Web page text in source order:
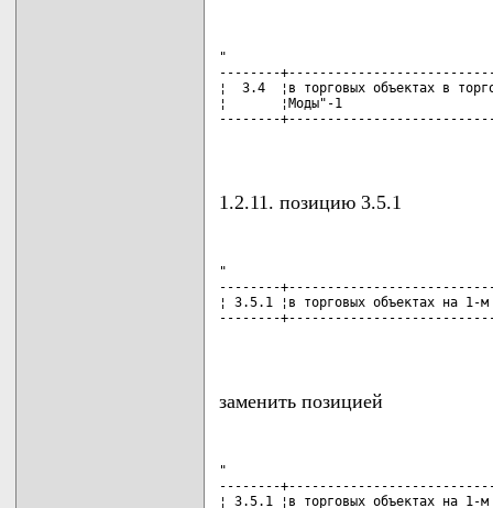
"
--------
¦  3.4  ¦в торговых объектах в
¦       ¦Моды"-1
--------
1.2.11. позицию 3.5.1
"
--------
¦ 3.5.1 ¦в торговых объектах
--------
заменить позицией
"
--------
¦ 3.5.1 ¦в торговых объектах